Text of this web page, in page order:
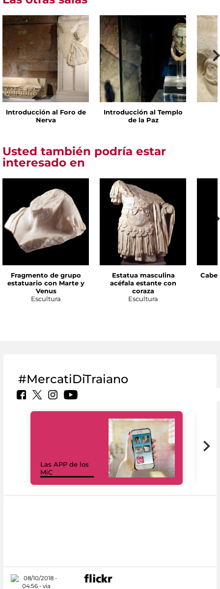
Introducción al Foro de
Nerva
Introducción al Templo
de la Paz
Usted también podría estar
interesado en
Fragmento de grupo
estatuario con Marte y
Venus
Escultura
Estatua masculina
acéfala estante con
coraza
Escultura
#MercatiDiTraiano
Las APP de los
MiC